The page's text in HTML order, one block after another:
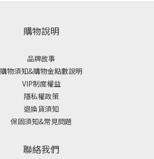
購物說明
品牌故事
購物須知&購物金點數說明
VIP制度權益
隱私權政策
退換貨須知
保固須知&常見問題
聯絡我們